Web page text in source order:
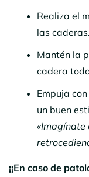
Realiza el
las caderas.
Mantén la
cadera
Empuja
un buen
«Imagínate
¡¡En caso de